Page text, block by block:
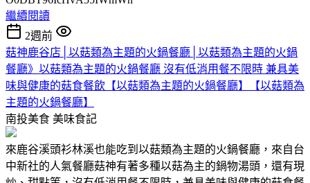
繼續閱讀
2週前
菇神鹿谷店│以菇類為主題的火鍋餐廳│以菇類為主題的火鍋
餐廳》以菇類為主題的火鍋餐廳 沒有低消用餐不限時 兼具美
味與健康的菇食餐飲【以菇類為主題的火鍋餐廳】【以菇類為
主題的火鍋餐廳】
南投美食 美味食記
來鹿谷溪頭衫林溪也能吃到以菇類為主題的火鍋餐廳，來自台
中新社的人氣餐廳菇神有著多種以菇為主的鍋物湯頭，還有現